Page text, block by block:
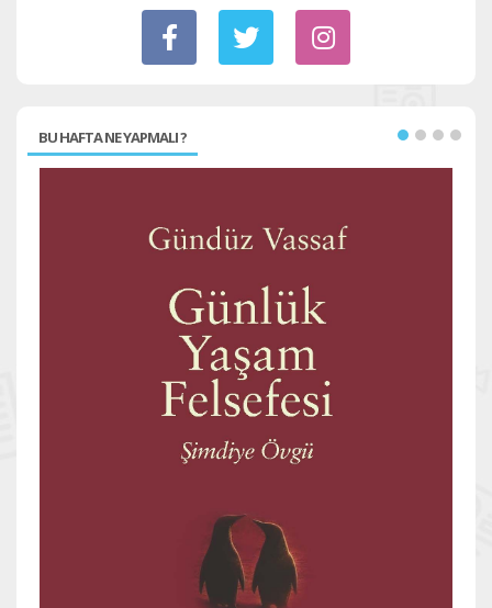
BU HAFTA NE YAPMALI ?